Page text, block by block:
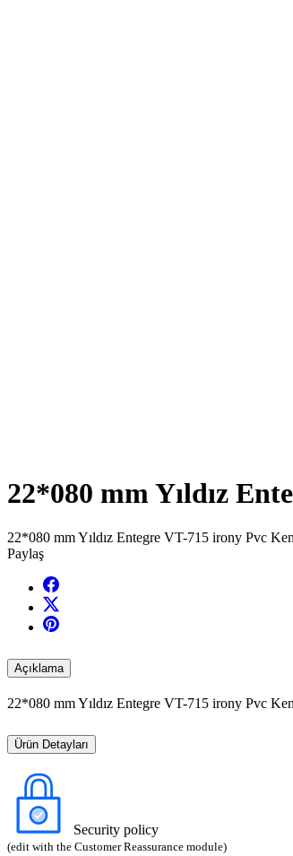
22*080 mm Yıldız
22*080 mm Yıldız Entegre VT-715 irony Pvc
Paylaş
Açıklama
22*080 mm Yıldız Entegre VT-715 irony Pvc
Ürün Detayları
Security policy
(edit with the Customer Reassurance module)